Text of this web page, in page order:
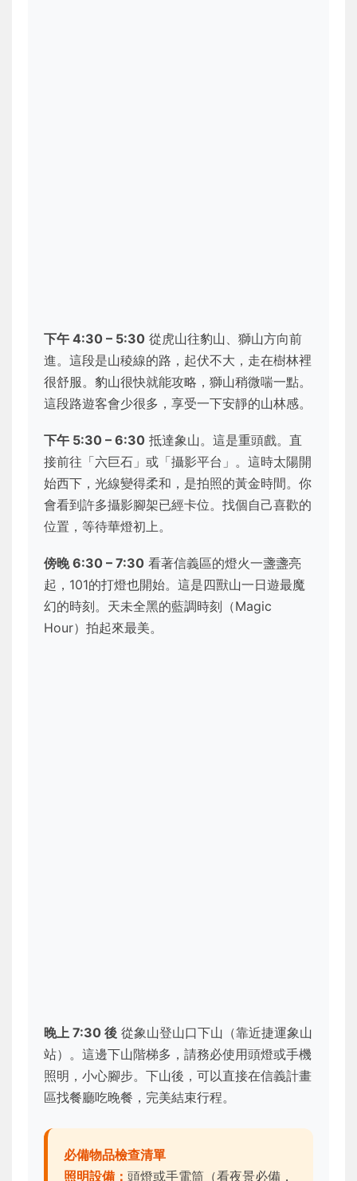
下午 4:30 – 5:30 從虎山往豹山、獅山方向前
進。這段是山稜線的路，起伏不大，走在樹林裡
很舒服。豹山很快就能攻略，獅山稍微喘一點。
這段路遊客會少很多，享受一下安靜的山林感。
下午 5:30 – 6:30 抵達象山。這是重頭戲。直
接前往「六巨石」或「攝影平台」。這時太陽開
始西下，光線變得柔和，是拍照的黃金時間。你
會看到許多攝影腳架已經卡位。找個自己喜歡的
位置，等待華燈初上。
傍晚 6:30 – 7:30 看著信義區的燈火一盞盞亮
起，101的打燈也開始。這是四獸山一日遊最魔
幻的時刻。天未全黑的藍調時刻（Magic
Hour）拍起來最美。
晚上 7:30 後 從象山登山口下山（靠近捷運象山
站）。這邊下山階梯多，請務必使用頭燈或手機
照明，小心腳步。下山後，可以直接在信義計畫
區找餐廳吃晚餐，完美結束行程。
必備物品檢查清單
照明設備： 頭燈或手電筒（看夜景必備，